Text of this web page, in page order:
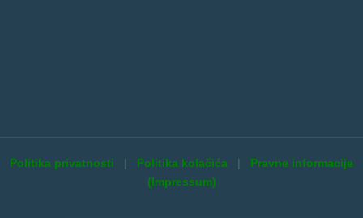
Politika privatnosti | Politika kolačića |
Pravne informacije
(Impressum)